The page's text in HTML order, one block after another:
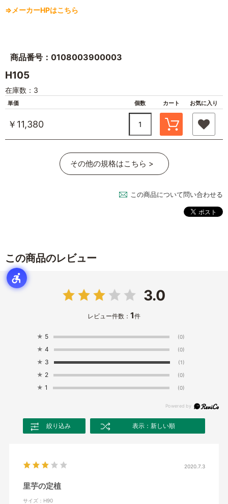
⇒メーカーHPはこちら
商品番号：0108003900003
H105
在庫数：3
単価 個数 カート お気に入り
￥11,380
その他の規格はこちら >
この商品について問い合わせる
この商品のレビュー
3.0
レビュー件数： 1件
★ 5 (0)
★ 4 (0)
★ 3 (1)
★ 2 (0)
★ 1 (0)
絞り込み 表示：新しい順
2020.7.3
里芋の定植
サイズ：H90